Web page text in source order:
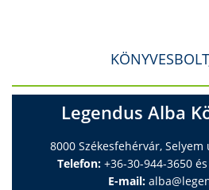
Legendus Alba
8000 Székesfehérvár, Selyem
Telefon: +36-30-944-3650
E-mail: